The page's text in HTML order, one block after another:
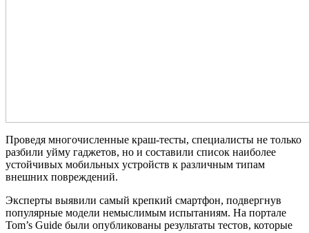
Проведя многочисленные краш-тесты, специалисты не только
разбили уйму гаджетов, но и составили список наиболее
устойчивых мобильных устройств к различным типам
внешних повреждений.
Эксперты выявили самый крепкий смартфон, подвергнув
популярные модели немыслимым испытаниям. На портале
Tom’s Guide были опубликованы результаты тестов, которые